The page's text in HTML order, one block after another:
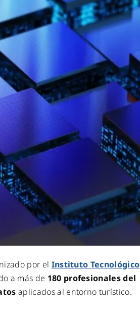
por el Instituto Tecnológico
a más de 180 profesionales del
aplicados al entorno turístico.